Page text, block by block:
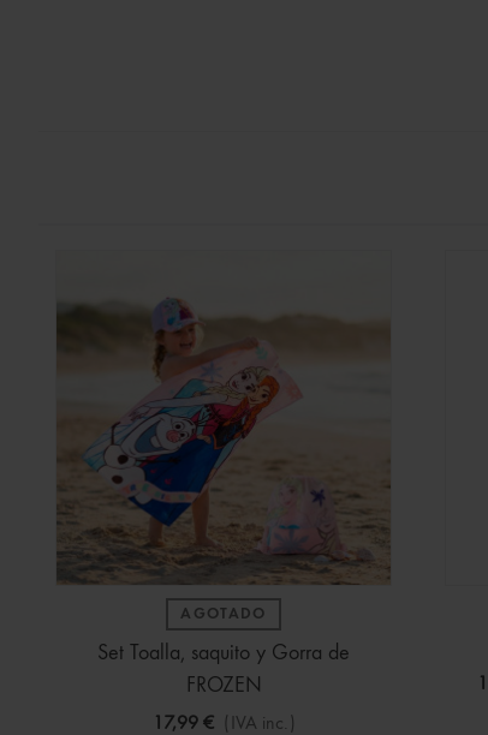
AGOTADO
Set Toalla, saquito y Gorra de
FROZEN
17,99 € (IVA inc.)